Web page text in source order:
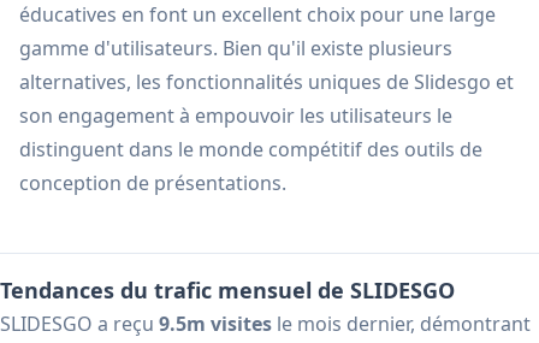
éducatives en font un excellent choix pour une large
gamme d'utilisateurs. Bien qu'il existe plusieurs
alternatives, les fonctionnalités uniques de Slidesgo et
son engagement à empouvoir les utilisateurs le
distinguent dans le monde compétitif des outils de
conception de présentations.
Tendances du trafic mensuel de SLIDESGO
SLIDESGO a reçu 9.5m visites le mois dernier, démontrant